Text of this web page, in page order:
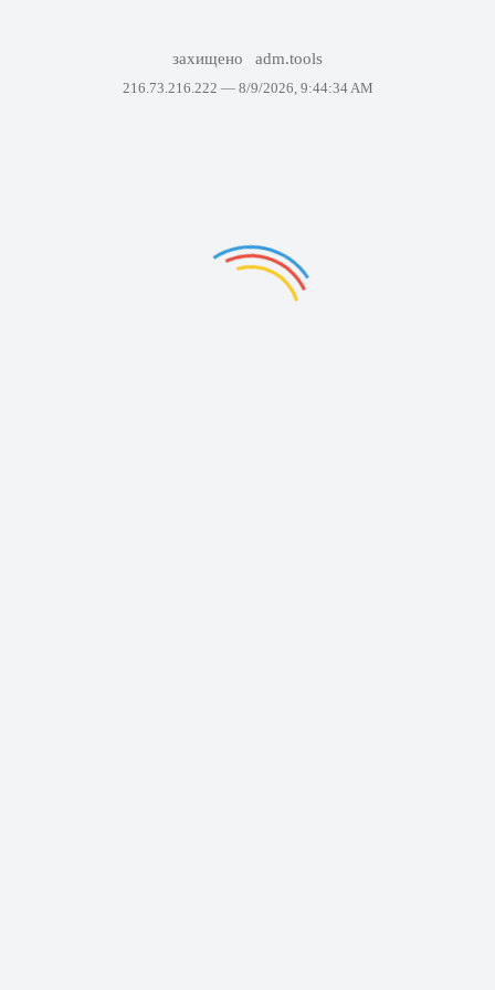
захищено adm.tools
216.73.216.222 — 8/9/2026, 9:44:34 AM